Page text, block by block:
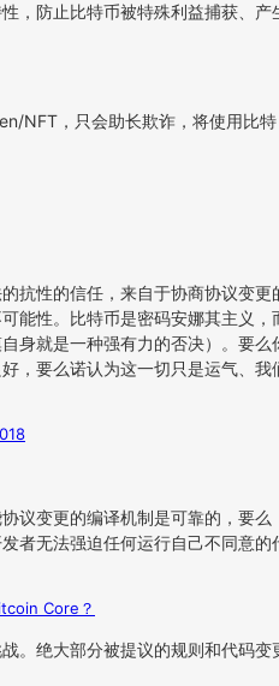
，防止比特币被特殊利益捕获、产
NFT，只会助长欺诈，将使用比特
抗性的信任，来自于协商协议变更
能性。比特币是密码安娜其主义，
身就是一种强有力的否决）。要么
，要么诺认为这一切只是运气、我
议变更的编译机制是可靠的，要么
者无法强迫任何运行自己不同意的
Core？
。绝大部分被提议的规则和代码变